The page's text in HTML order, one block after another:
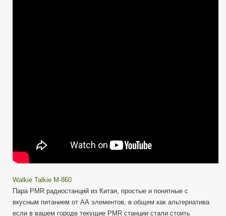
Walkie Talkie M-860
Пара PMR радиостанций из Китая, простые и понятные с
вкусным питанием от АА элементов, в общем как альтернатива
если в вашем городе текущие PMR станции стали стоить